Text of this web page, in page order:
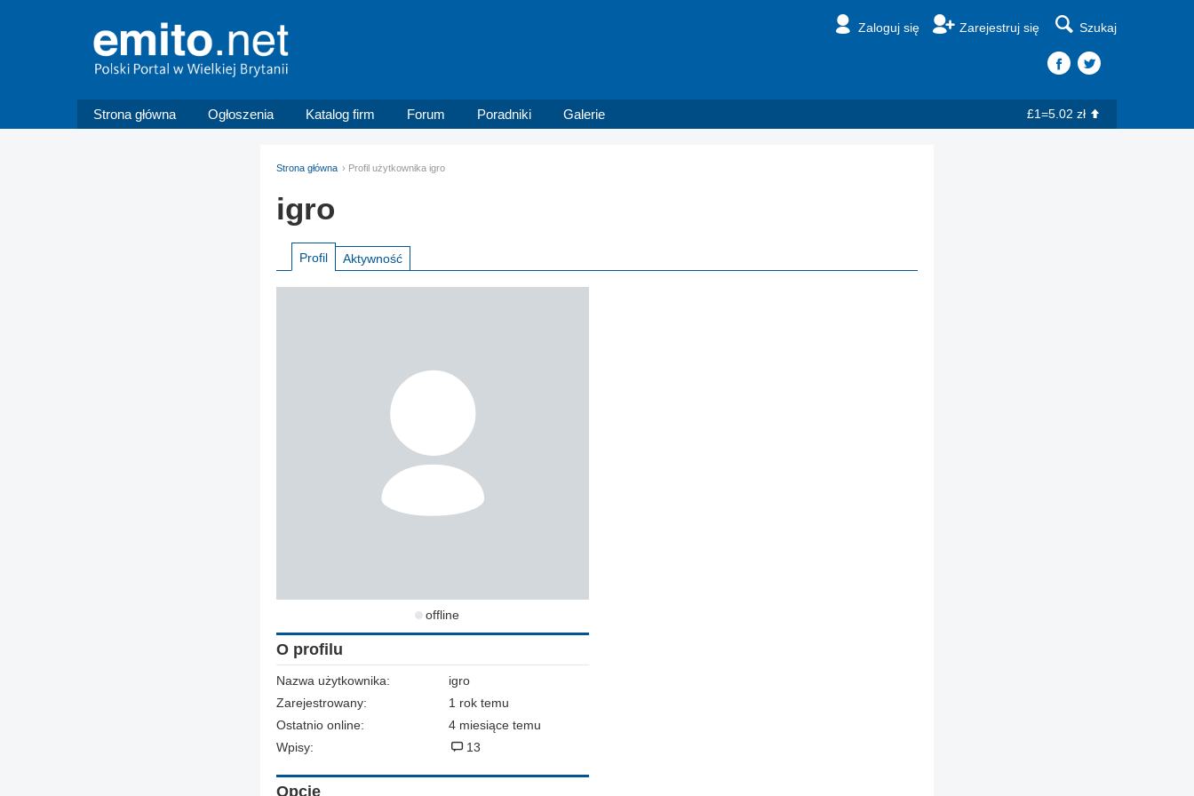
Zaloguj się Zarejestruj się Szukaj
Strona główna Ogłoszenia Katalog firm Forum Poradniki Galerie £1=5.02 zł
Strona główna Profil użytkownika igro
igro
Profil Aktywność
offline
O profilu
Nazwa użytkownika:
igro
Zarejestrowany:
1 rok temu
Ostatnio online:
4 miesiące temu
Wpisy:
13
Opcje